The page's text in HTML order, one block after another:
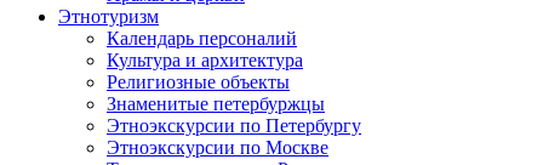
Этнотуризм
Календарь персоналий
Культура и архитектура
Религиозные объекты
Знаменитые петербуржцы
Этноэкскурсии по Петербургу
Этноэкскурсии по Москве